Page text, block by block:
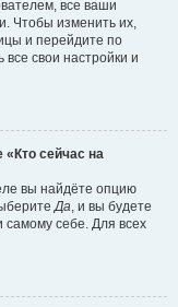
все ваши
Чтобы изменить их,
и перейдите по
свои настройки и
«Кто сейчас на
вы найдёте опцию
Да, и вы будете
себе. Для всех